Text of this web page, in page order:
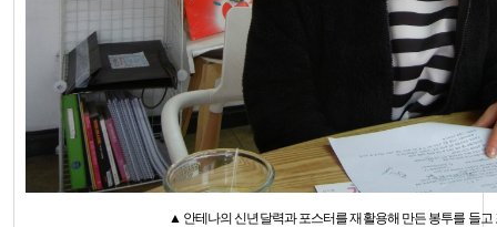
▲ 안테나의 신년달력과 포스터를 재활용해 만든 봉투를 들